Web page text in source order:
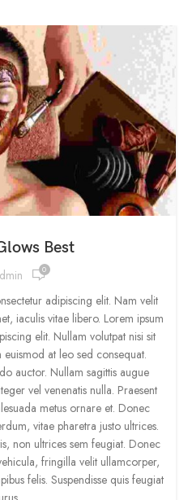
Best
0
adipiscing elit. Nam velit
iaculis vitae libero. Lorem ipsum
elit. Nullam volutpat nisi sit
at leo sed consequat.
auctor. Nullam sagittis augue
vel venenatis nulla. Praesent
metus ornare et. Donec
vitae pharetra justo ultrices.
non ultrices sem feugiat. Donec
fringilla velit ullamcorper,
felis. Suspendisse quis feugiat